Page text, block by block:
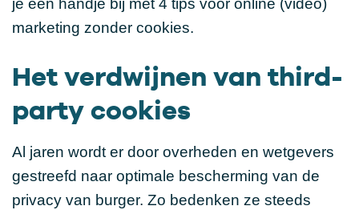
je een handje bij met 4 tips voor online (video)
marketing zonder cookies.
Het verdwijnen van third-
party cookies
Al jaren wordt er door overheden en wetgevers
gestreefd naar optimale bescherming van de
privacy van burger. Zo bedenken ze steeds